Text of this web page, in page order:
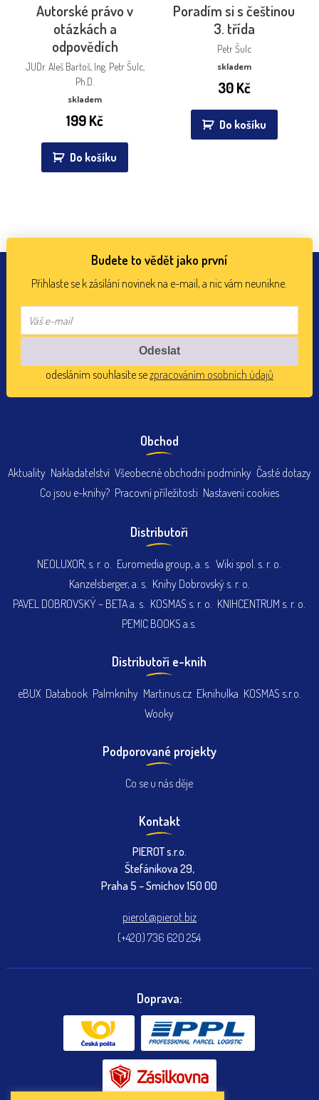
Autorské právo v
otázkách a
odpovědích
JUDr. Aleš Bartoš, Ing. Petr Šulc,
Ph.D.
skladem
199Kč
Do košíku
Poradím si s češtinou
3. třída
Petr Šulc
skladem
30Kč
Do košíku
Budete to vědět jako první
Přihlaste se k zásílání novinek na e-mail, a nic vám neunikne.
odesláním souhlasíte sezpracováním osobních údajů
Obchod
Aktuality Nakladatelství Všeobecné obchodní podmínky Časté dotazy
Co jsou e-knihy? Pracovní příležitosti Nastavení cookies
Distributoři
NEOLUXOR, s. r. o. Euromedia group, a. s. Wiki spol. s. r. o.
Kanzelsberger, a. s. Knihy Dobrovský s. r. o.
PAVEL DOBROVSKÝ – BETA a. s. KOSMAS s. r. o. KNIHCENTRUM s. r. o.
PEMIC BOOKS a.s.
Distributoři e-knih
eBUX Databook Palmknihy Martinus.cz Eknihulka KOSMAS s.r.o.
Wooky
Podporované projekty
Co se u nás děje
Kontakt
PIEROT s.r.o.
Štefánikova 29,
Praha 5 – Smíchov 150 00
pierot@pierot.biz
(+420) 736 620 254
Doprava: